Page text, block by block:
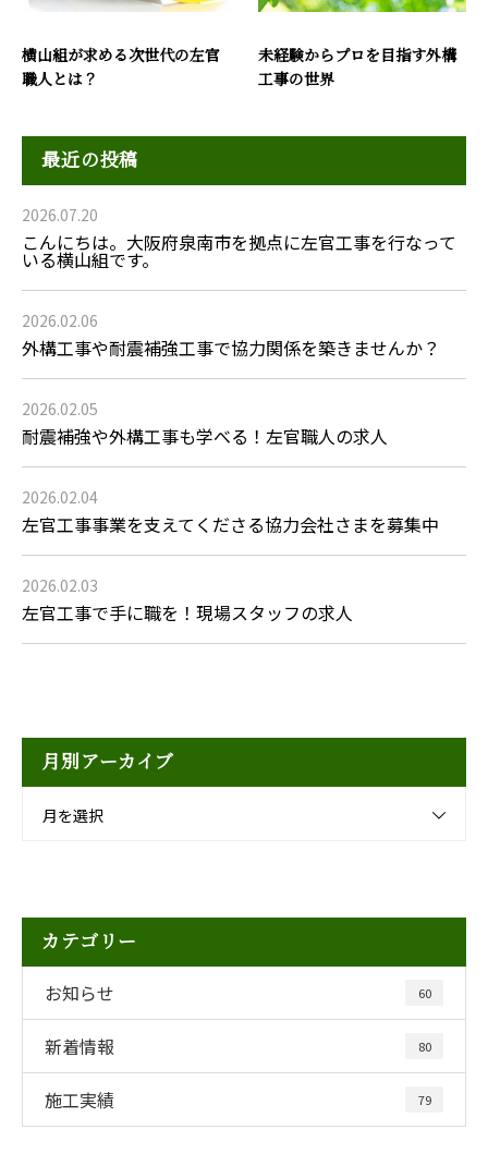
横山組が求める次世代の左官
職人とは？
未経験からプロを目指す外構
工事の世界
最近の投稿
2026.07.20
こんにちは。大阪府泉南市を拠点に左官工事を行なって
いる横山組です。
2026.02.06
外構工事や耐震補強工事で協力関係を築きませんか？
2026.02.05
耐震補強や外構工事も学べる！左官職人の求人
2026.02.04
左官工事事業を支えてくださる協力会社さまを募集中
2026.02.03
左官工事で手に職を！現場スタッフの求人
月別アーカイブ
月を選択
カテゴリー
お知らせ 60
新着情報 80
施工実績 79